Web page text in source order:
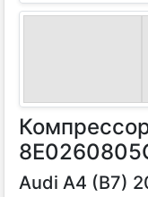
Audi A4 (B7)